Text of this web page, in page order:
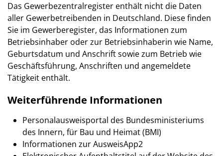
Das Gewerbezentralregister enthält nicht die Daten
aller Gewerbetreibenden in Deutschland. Diese finden
Sie im Gewerberegister, das Informationen zum
Betriebsinhaber oder zur Betriebsinhaberin wie Name,
Geburtsdatum und Anschrift sowie zum Betrieb wie
Geschäftsführung, Anschriften und angemeldete
Tätigkeit enthält.
Weiterführende Informationen
Personalausweisportal des Bundesministeriums
des Innern, für Bau und Heimat (BMI)
Informationen zur AusweisApp2